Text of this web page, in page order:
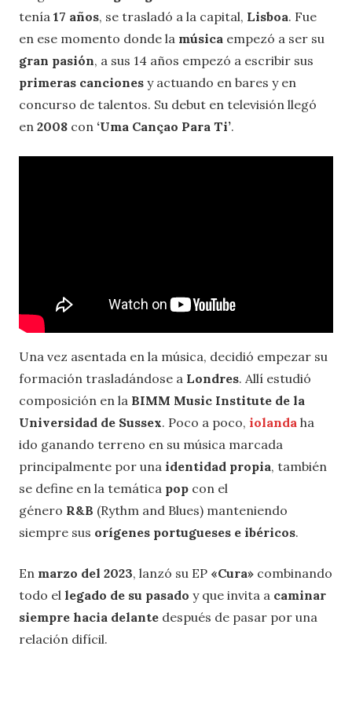
tenía 17 años, se trasladó a la capital, Lisboa. Fue
en ese momento donde la música empezó a ser su
gran pasión, a sus 14 años empezó a escribir sus
primeras canciones y actuando en bares y en
concurso de talentos. Su debut en televisión llegó
en 2008 con ‘Uma Cançao Para Ti’.
Una vez asentada en la música, decidió empezar su
formación trasladándose a Londres. Allí estudió
composición en la BIMM Music Institute de la
Universidad de Sussex. Poco a poco, iolanda ha
ido ganando terreno en su música marcada
principalmente por una identidad propia, también
se define en la temática pop con el
género R&B (Rythm and Blues) manteniendo
siempre sus orígenes portugueses e ibéricos.
En marzo del 2023, lanzó su EP «Cura» combinando
todo el legado de su pasado y que invita a caminar
siempre hacia delante después de pasar por una
relación difícil.